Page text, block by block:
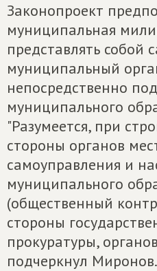
Законопроект
муниципальная
представлять собой
муниципальный
непосредственно
муниципального
"Разумеется, при
стороны органов
самоуправления и
муниципального
(общественный
стороны
прокуратуры,
подчеркнул Миронов.